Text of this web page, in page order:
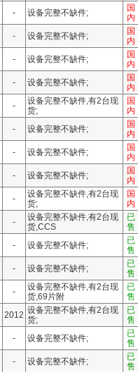
- 设备完整不缺件;
国
内
- 设备完整不缺件;
国
内
- 设备完整不缺件;
国
内
- 设备完整不缺件;
国
内
-
设备完整不缺件,有2台现
货;
国
内
- 设备完整不缺件;
国
内
- 设备完整不缺件;
国
内
- 设备完整不缺件;
国
内
-
设备完整不缺件,有2台现
货;
国
内
-
设备完整不缺件,有2台现
货,CCS
已
售
- 设备完整不缺件;
已
售
- 设备完整不缺件;
已
售
-
设备完整不缺件,有2台现
货,69片附
已
售
2012 设备完整不缺件,有2台现
货;
已
售
- 设备完整不缺件;
已
售
- 设备完整不缺件;
已
售